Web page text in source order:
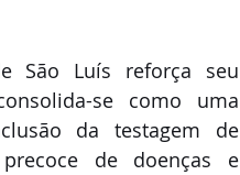
São Luís reforça seu
se como uma
da testagem de
de doenças e